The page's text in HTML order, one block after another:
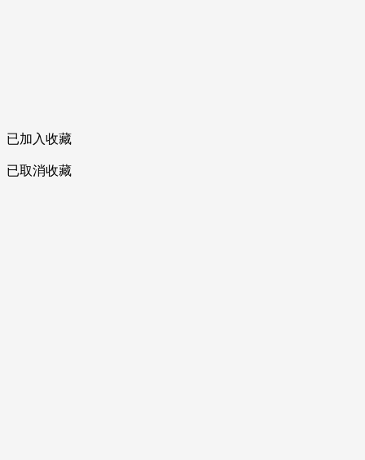
已加入收藏
已取消收藏